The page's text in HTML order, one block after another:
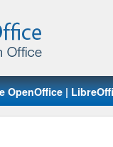
OpenOffice |